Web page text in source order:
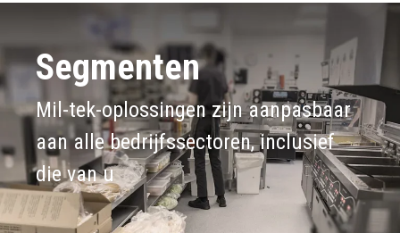
Segmenten
Mil-tek-oplossingen zijn aanpasbaar
aan alle bedrijfssectoren, inclusief
die van u